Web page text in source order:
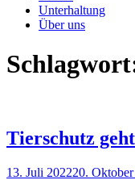
Unterhaltung
Über uns
Tierschutz
13. Juli 202220.